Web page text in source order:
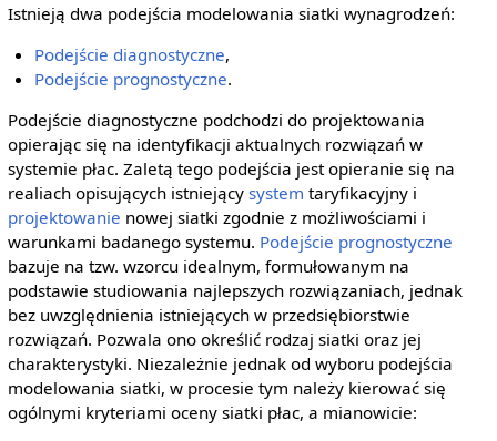
Istnieją dwa podejścia modelowania siatki wynagrodzeń:
Podejście diagnostyczne,
Podejście prognostyczne.
Podejście diagnostyczne podchodzi do projektowania
opierając się na identyfikacji aktualnych rozwiązań w
systemie płac. Zaletą tego podejścia jest opieranie się na
realiach opisujących istniejący system taryfikacyjny i
projektowanie nowej siatki zgodnie z możliwościami i
warunkami badanego systemu. Podejście prognostyczne
bazuje na tzw. wzorcu idealnym, formułowanym na
podstawie studiowania najlepszych rozwiązaniach, jednak
bez uwzględnienia istniejących w przedsiębiorstwie
rozwiązań. Pozwala ono określić rodzaj siatki oraz jej
charakterystyki. Niezależnie jednak od wyboru podejścia
modelowania siatki, w procesie tym należy kierować się
ogólnymi kryteriami oceny siatki płac, a mianowicie: